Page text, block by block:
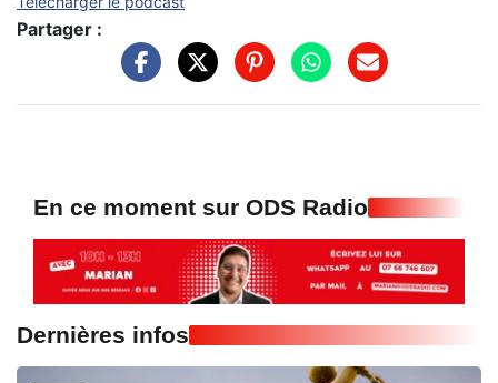
Partager :
En ce moment sur ODS Radio
Dernières infos